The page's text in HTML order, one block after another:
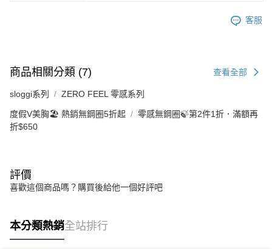
客服
商品相關分類 (7) 查看全部
sloggi系列 ZERO FEEL 零感系列
度假V美胸🏖️ 熱銷無鋼圈5折起
零感無鋼圈🍃第2件1折．滿額再
折$650
評價
喜歡這個商品嗎？購買後給他一個好評吧
本分類熱銷全站排行